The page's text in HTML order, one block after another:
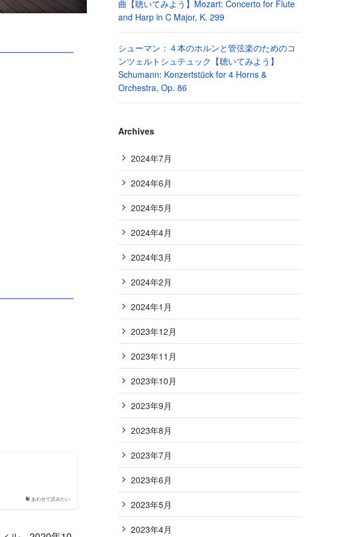
あわせて読みたい
曲【聴いてみよう】Mozart: Concerto for Flute
and Harp in C Major, K. 299
シューマン：４本のホルンと管弦楽のためのコ
ンツェルトシュテュック【聴いてみよう】
Schumann: Konzertstück for 4 Horns &
Orchestra, Op. 86
Archives
2024年7月
2024年6月
2024年5月
2024年4月
2024年3月
2024年2月
2024年1月
2023年12月
2023年11月
2023年10月
2023年9月
2023年8月
2023年7月
2023年6月
2023年5月
2023年4月